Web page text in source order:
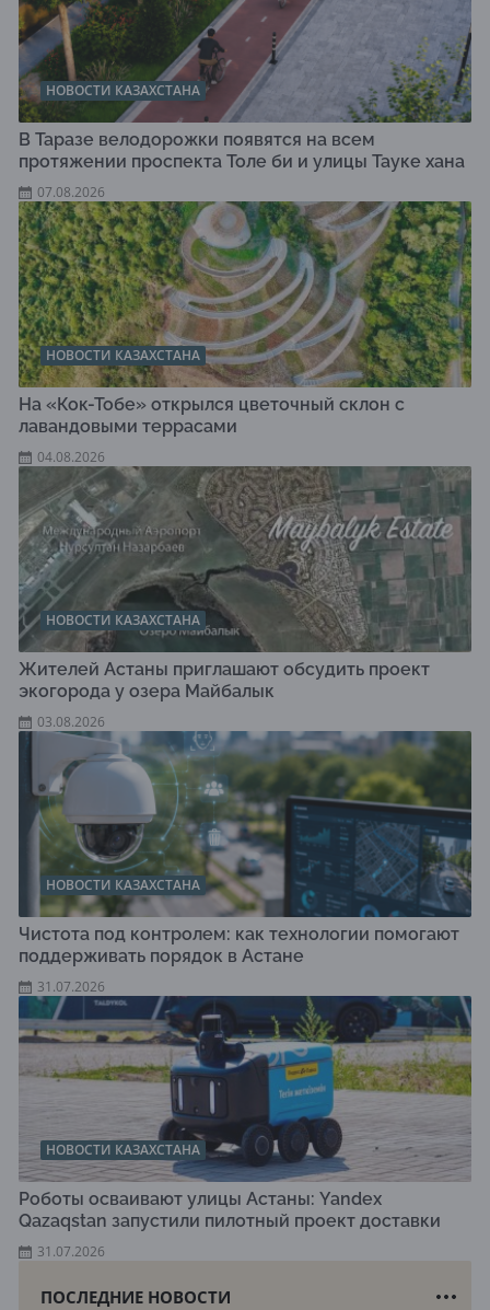
НОВОСТИ КАЗАХСТАНА
В Таразе велодорожки появятся на всем
протяжении проспекта Толе би и улицы Тауке хана
07.08.2026
НОВОСТИ КАЗАХСТАНА
На «Кок-Тобе» открылся цветочный склон с
лавандовыми террасами
04.08.2026
НОВОСТИ КАЗАХСТАНА
Жителей Астаны приглашают обсудить проект
экогорода у озера Майбалык
03.08.2026
НОВОСТИ КАЗАХСТАНА
Чистота под контролем: как технологии помогают
поддерживать порядок в Астане
31.07.2026
НОВОСТИ КАЗАХСТАНА
Роботы осваивают улицы Астаны: Yandex
Qazaqstan запустили пилотный проект доставки
31.07.2026
ПОСЛЕДНИЕ НОВОСТИ